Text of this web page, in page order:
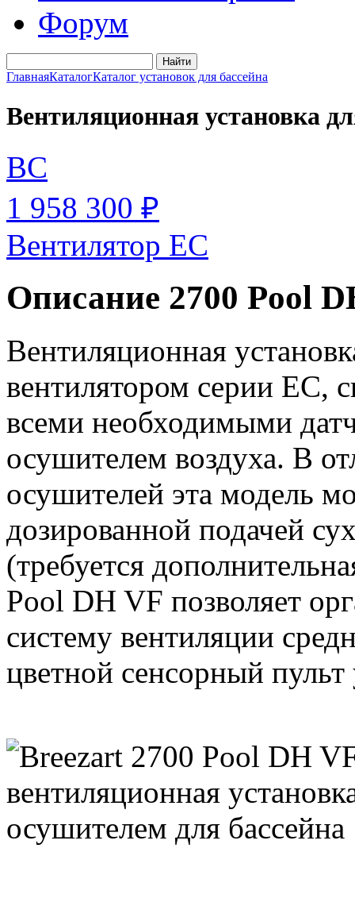
Форум
ГлавнаяКаталогКаталог установок для бассейна
Вентиляционная установка
BC
1 958 300 ₽
Вентилятор EC
Описание 2700 Pool
Вентиляционная
вентилятором серии EC,
всеми необходимыми
осушителем воздуха. В
осушителей эта модель
дозированной подачей
(требуется
Pool DH VF позволяет
систему вентиляции
цветной сенсорный